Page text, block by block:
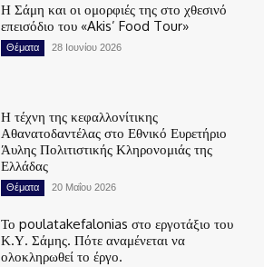
Η Σάμη και οι ομορφιές της στο χθεσινό
επεισόδιο του «Akis’ Food Tour»
Θέματα 28 Ιουνίου 2026
Η τέχνη της κεφαλλονίτικης
Αθανατοδαντέλας στο Εθνικό Ευρετήριο
Άυλης Πολιτιστικής Κληρονομιάς της
Ελλάδας
Θέματα 20 Μαΐου 2026
Το poulatakefalonias στο εργοτάξιο του
Κ.Υ. Σάμης. Πότε αναμένεται να
ολοκληρωθεί το έργο.